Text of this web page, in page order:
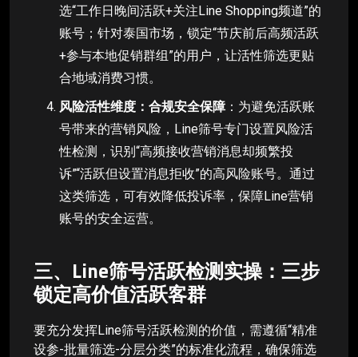
选“工作日晚间活跃+关注Line Shopping频道”的
账号；针对泰国市场，锁定“节庆前后高频活跃
+参与本地促销群组”的用户，让活性筛选更贴
合地域消费习惯。
风险活性维度：合规安全保障：为避免活跃账
号带来的营销风险，Line筛号专门设置风险活
性检测，识别“高频接收营销消息却频繁投
诉”“活跃但设置消息拒收”的高风险账号。通过
这类筛选，可有效降低投诉率，保障Line营销
账号的安全运营。
三、Line筛号活跃检测实操：三步
锁定高价值活跃客群
要充分发挥Line筛号活跃检测的价值，需遵循“精准
设参-批量筛选-分层分类”的标准化流程，确保筛选